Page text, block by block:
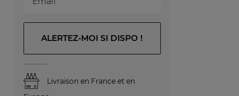
ALERTEZ-MOI SI DISPO !
Livraison en France et en